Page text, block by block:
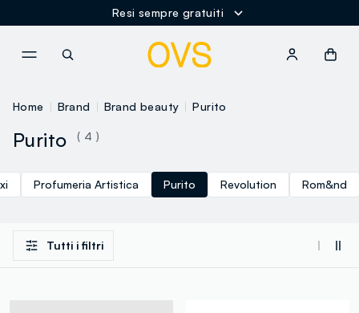
Resi sempre gratuiti
Home Brand Brand beauty Purito
Purito ( 4 )
Profumeria Artistica Purito Revolution Rom&nd
Tutti i filtri